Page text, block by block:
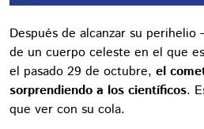
Después de alcanzar su
de un cuerpo celeste en el que
el pasado 29 de octubre, el
sorprendiendo a los científicos.
que ver con su cola.